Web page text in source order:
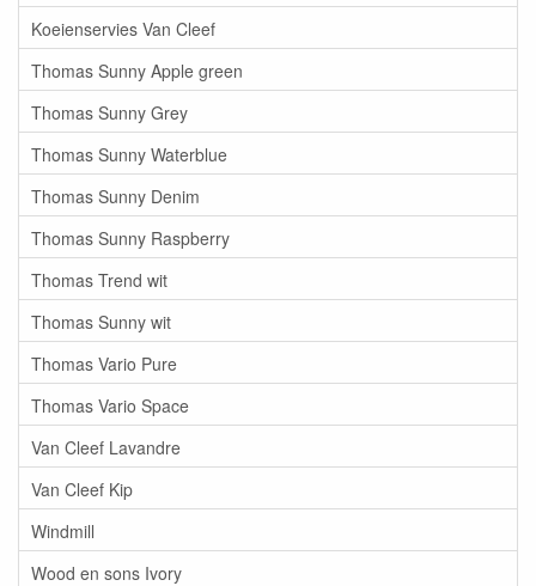
Koeienservies Van Cleef
Thomas Sunny Apple green
Thomas Sunny Grey
Thomas Sunny Waterblue
Thomas Sunny Denim
Thomas Sunny Raspberry
Thomas Trend wit
Thomas Sunny wit
Thomas Vario Pure
Thomas Vario Space
Van Cleef Lavandre
Van Cleef Kip
Windmill
Wood en sons Ivory